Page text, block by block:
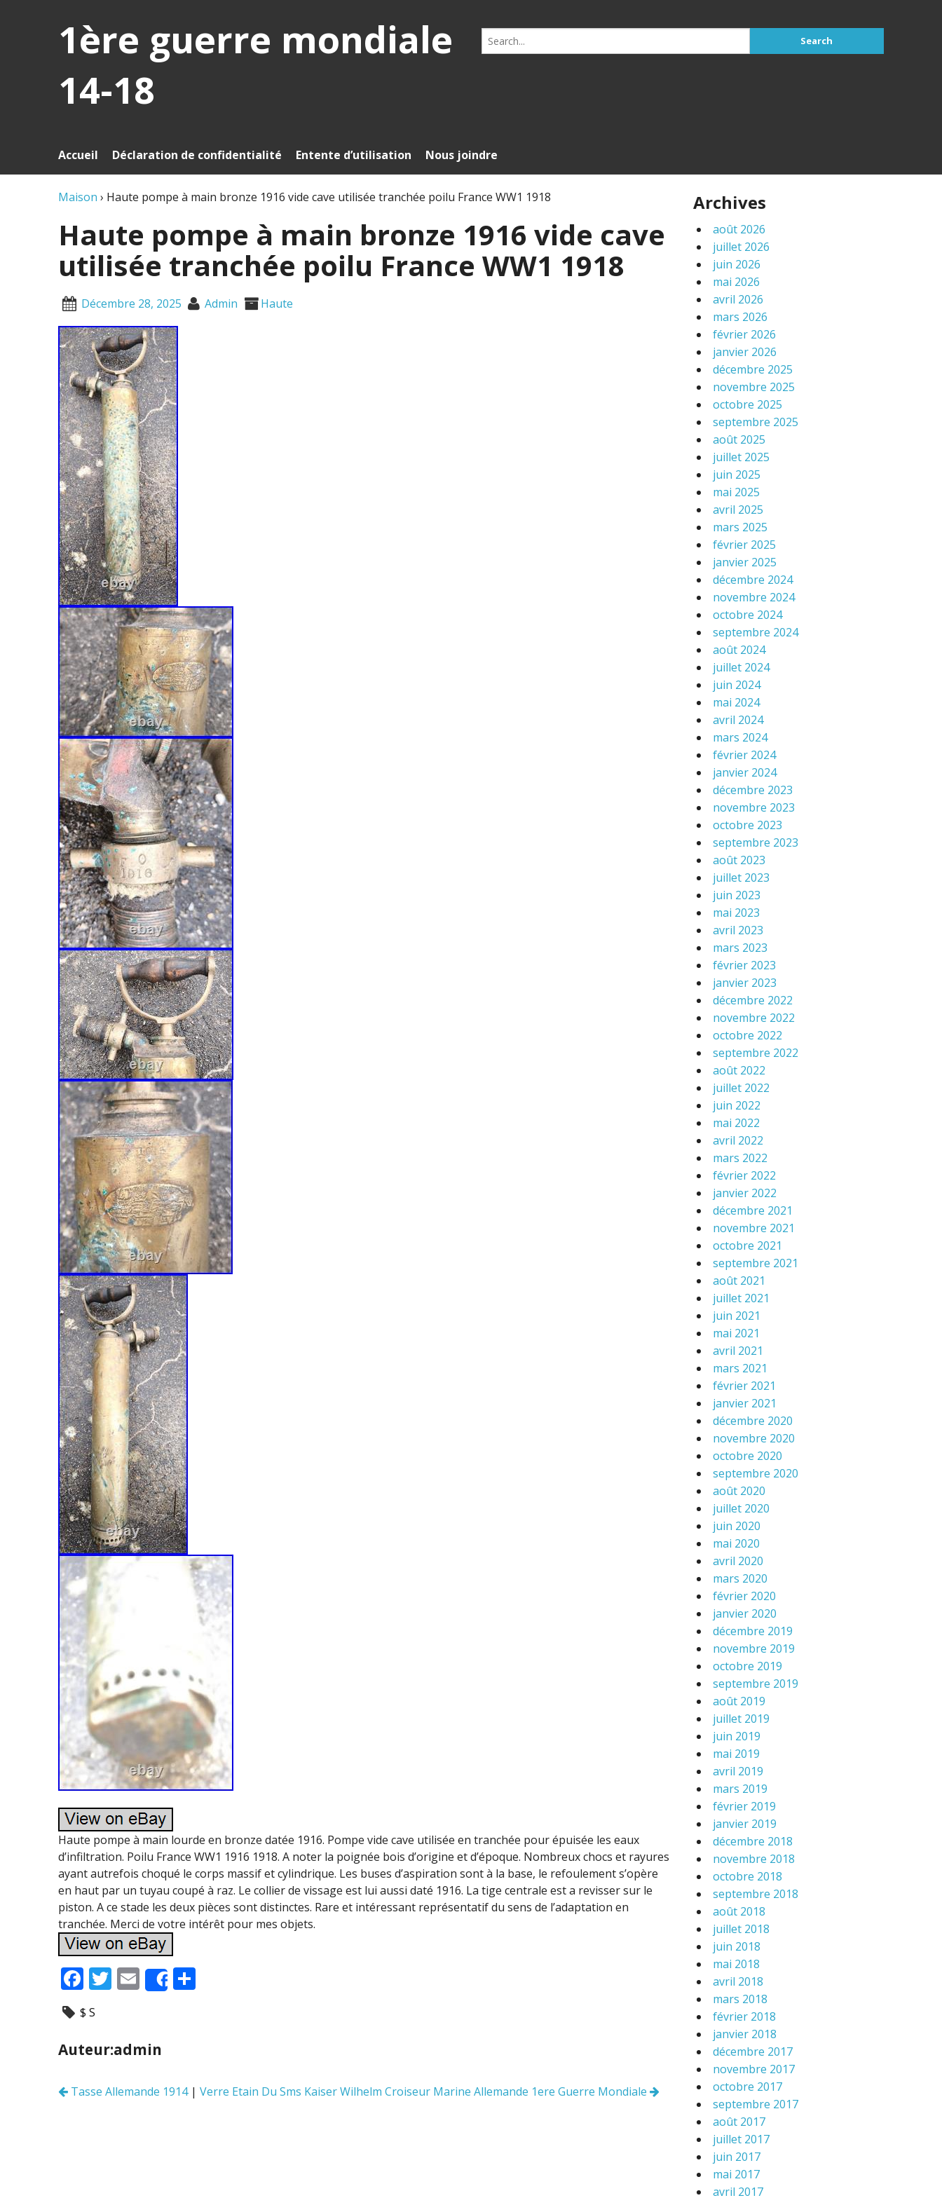
1ère guerre mondiale
14-18
Search
for:
Accueil Déclaration de confidentialité Entente d’utilisation Nous joindre
Maison › Haute pompe à main bronze 1916 vide cave utilisée tranchée poilu France WW1 1918
Haute pompe à main bronze 1916 vide cave
utilisée tranchée poilu France WW1 1918
Décembre 28, 2025 Admin Haute
Haute pompe à main lourde en bronze datée 1916. Pompe vide cave utilisée en tranchée pour épuisée les eaux
d’infiltration. Poilu France WW1 1916 1918. A noter la poignée bois d’origine et d’époque. Nombreux chocs et rayures
ayant autrefois choqué le corps massif et cylindrique. Les buses d’aspiration sont à la base, le refoulement s’opère
en haut par un tuyau coupé à raz. Le collier de vissage est lui aussi daté 1916. La tige centrale est a revisser sur le
piston. A ce stade les deux pièces sont distinctes. Rare et intéressant représentatif du sens de l’adaptation en
tranchée. Merci de votre intérêt pour mes objets.
F
ac
e
b
o
T
er
E
m
l
Share
$ S
Auteur:admin
Navigation
Tasse Allemande 1914| Verre Etain Du Sms Kaiser Wilhelm Croiseur Marine Allemande 1ere Guerre Mondiale
Archives
août 2026
juillet 2026
juin 2026
mai 2026
avril 2026
mars 2026
février 2026
janvier 2026
décembre 2025
novembre 2025
octobre 2025
septembre 2025
août 2025
juillet 2025
juin 2025
mai 2025
avril 2025
mars 2025
février 2025
janvier 2025
décembre 2024
novembre 2024
octobre 2024
septembre 2024
août 2024
juillet 2024
juin 2024
mai 2024
avril 2024
mars 2024
février 2024
janvier 2024
décembre 2023
novembre 2023
octobre 2023
septembre 2023
août 2023
juillet 2023
juin 2023
mai 2023
avril 2023
mars 2023
février 2023
janvier 2023
décembre 2022
novembre 2022
octobre 2022
septembre 2022
août 2022
juillet 2022
juin 2022
mai 2022
avril 2022
mars 2022
février 2022
janvier 2022
décembre 2021
novembre 2021
octobre 2021
septembre 2021
août 2021
juillet 2021
juin 2021
mai 2021
avril 2021
mars 2021
février 2021
janvier 2021
décembre 2020
novembre 2020
octobre 2020
septembre 2020
août 2020
juillet 2020
juin 2020
mai 2020
avril 2020
mars 2020
février 2020
janvier 2020
décembre 2019
novembre 2019
octobre 2019
septembre 2019
août 2019
juillet 2019
juin 2019
mai 2019
avril 2019
mars 2019
février 2019
janvier 2019
décembre 2018
novembre 2018
octobre 2018
septembre 2018
août 2018
juillet 2018
juin 2018
mai 2018
avril 2018
mars 2018
février 2018
janvier 2018
décembre 2017
novembre 2017
octobre 2017
septembre 2017
août 2017
juillet 2017
juin 2017
mai 2017
avril 2017